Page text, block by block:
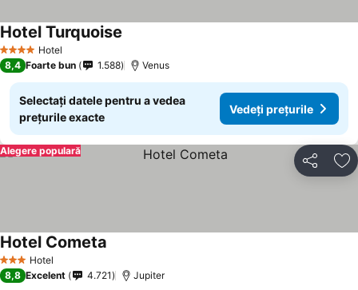
4 Stele Hotel
Hotel Turquoise
8,4 Foarte bun 1.588 Venus
Selectați datele pentru a vedea
prețurile exacte
Vedeți prețurile
Distribuiți
Alegere populară
3 SteleHotel
Hotel Cometa
8,8 Excelent 4.721 Jupiter